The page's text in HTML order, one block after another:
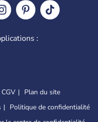
:
CGV
Plan du site
Politique de confidentialité